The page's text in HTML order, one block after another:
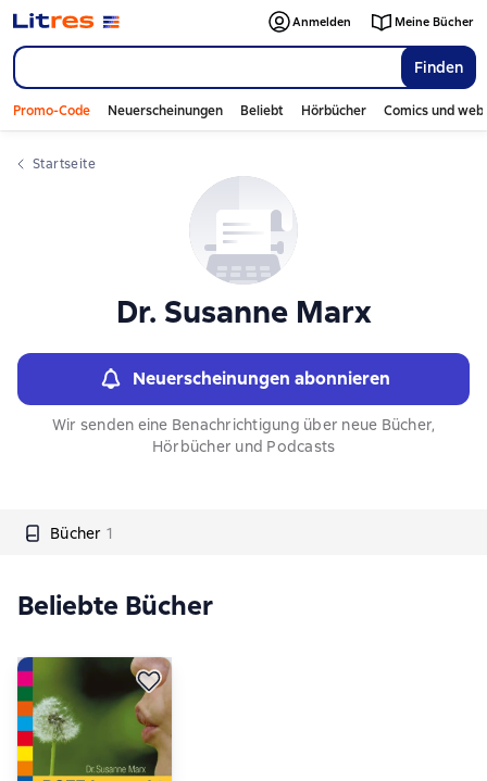
Finden
Anmelden Meine Bücher
Promo-Code Neuerscheinungen Beliebt Hörbücher Comics und
Startseite
Dr. Susanne Marx
Neuerscheinungen abonnieren
Wir senden eine Benachrichtigung über neue Bücher,
Hörbücher und Podcasts
Bücher 1
Слайдер с книгами
Beliebte Bücher